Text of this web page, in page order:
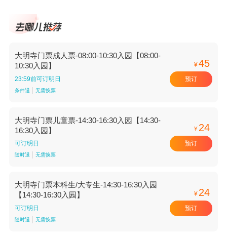
大明寺门票成人票-08:00-10:30入园【08:00-
10:30入园】
23:59前可订明日
条件退 无需换票
¥45
预订
大明寺门票儿童票-14:30-16:30入园【14:30-
16:30入园】
可订明日
随时退 无需换票
¥ 24
预订
大明寺门票本科生/大专生-14:30-16:30入园
【14:30-16:30入园】
可订明日
随时退 无需换票
¥ 24
预订